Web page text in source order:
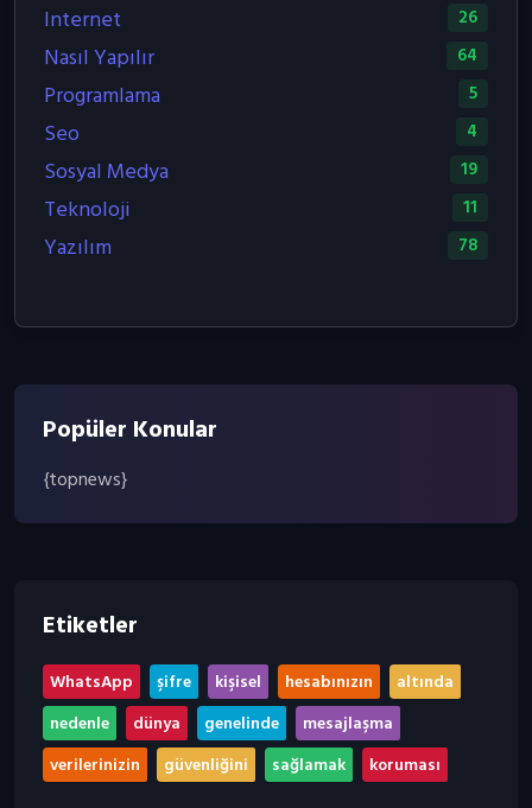
Internet 26
Nasıl Yapılır 64
Programlama 5
Seo 4
Sosyal Medya 19
Teknoloji 11
Yazılım 78
Popüler Konular
{topnews}
Etiketler
WhatsApp şifre kişisel hesabınızın altında
nedenle dünya genelinde mesajlaşma
verilerinizin güvenliğini sağlamak koruması